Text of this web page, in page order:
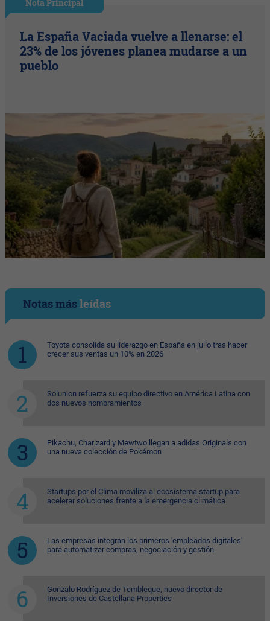
Nota Principal
La España Vaciada vuelve a llenarse: el
23% de los jóvenes planea mudarse a un
pueblo
Notas másleídas
Toyota consolida su liderazgo en España en julio tras hacer
crecer sus ventas un 10% en 2026
Solunion refuerza su equipo directivo en América Latina con
dos nuevos nombramientos
Pikachu, Charizard y Mewtwo llegan a adidas Originals con
una nueva colección de Pokémon
Startups por el Clima moviliza al ecosistema startup para
acelerar soluciones frente a la emergencia climática
Las empresas integran los primeros 'empleados digitales'
para automatizar compras, negociación y gestión
Gonzalo Rodríguez de Tembleque, nuevo director de
Inversiones de Castellana Properties